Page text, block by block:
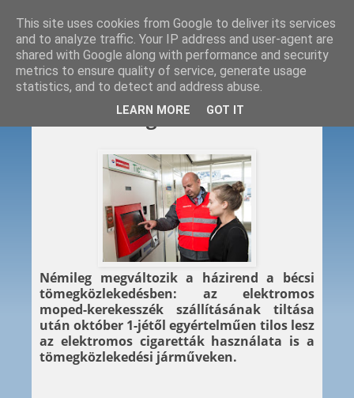
2015. 09. 25.
Tilos az e-cigi
Némileg megváltozik a házirend a bécsi
tömegközlekedésben: az elektromos
moped-kerekesszék szállításának tiltása
után október 1-jétől egyértelműen tilos lesz
az elektromos cigaretták használata is a
tömegközlekedési járműveken.
This site uses cookies from Google to deliver its services
and to analyze traffic. Your IP address and user-agent are
shared with Google along with performance and security
metrics to ensure quality of service, generate usage
statistics, and to detect and address abuse.
LEARN MORE GOT IT